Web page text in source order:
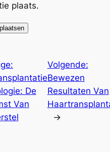
plaats.
De
Van
Volgende:
Bewezen
Resultaten Van
→